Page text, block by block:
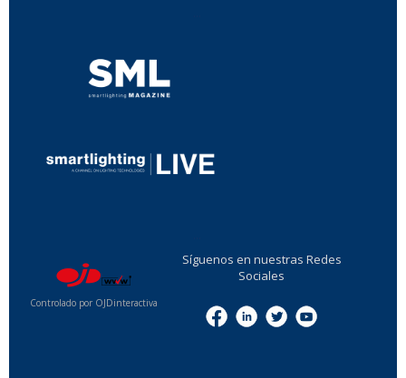
Controlado por OJDinteractiva
Síguenos en nuestras Redes
Sociales